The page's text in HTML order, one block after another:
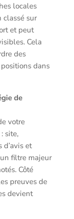
locales
classé sur
et peut
Cela
des
dans
de
votre
site,
et
filtre majeur
Côté
preuves de
devient